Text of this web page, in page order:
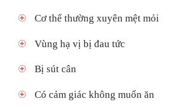
Cơ thể thường xuyên mệt mỏi
Vùng hạ vị bị đau tức
Bị sút cân
Có cảm giác không muốn ăn